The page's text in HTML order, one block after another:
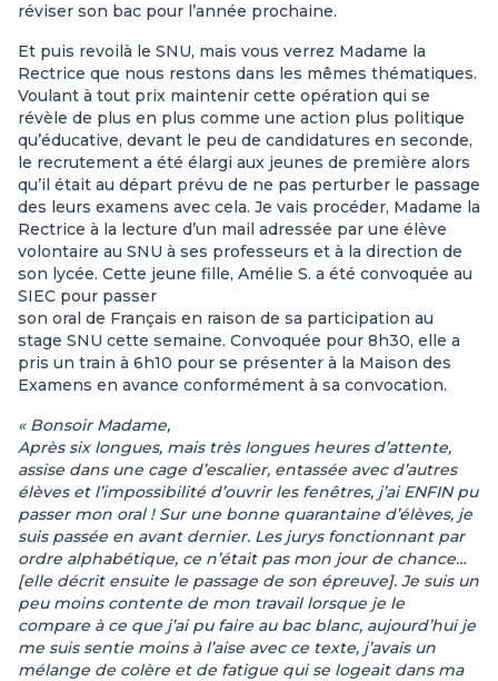
réviser son bac pour l’année prochaine.
Et puis revoilà le SNU, mais vous verrez Madame la
Rectrice que nous restons dans les mêmes thématiques.
Voulant à tout prix maintenir cette opération qui se
révèle de plus en plus comme une action plus politique
qu’éducative, devant le peu de candidatures en seconde,
le recrutement a été élargi aux jeunes de première alors
qu’il était au départ prévu de ne pas perturber le passage
des leurs examens avec cela. Je vais procéder, Madame la
Rectrice à la lecture d’un mail adressée par une élève
volontaire au SNU à ses professeurs et à la direction de
son lycée. Cette jeune fille, Amélie S. a été convoquée au
SIEC pour passer
son oral de Français en raison de sa participation au
stage SNU cette semaine. Convoquée pour 8h30, elle a
pris un train à 6h10 pour se présenter à la Maison des
Examens en avance conformément à sa convocation.
« Bonsoir Madame,
Après six longues, mais très longues heures d’attente,
assise dans une cage d’escalier, entassée avec d’autres
élèves et l’impossibilité d’ouvrir les fenêtres, j’ai ENFIN pu
passer mon oral ! Sur une bonne quarantaine d’élèves, je
suis passée en avant dernier. Les jurys fonctionnant par
ordre alphabétique, ce n’était pas mon jour de chance…
[elle décrit ensuite le passage de son épreuve]. Je suis un
peu moins contente de mon travail lorsque je le
compare à ce que j’ai pu faire au bac blanc, aujourd’hui je
me suis sentie moins à l’aise avec ce texte, j’avais un
mélange de colère et de fatigue qui se logeait dans ma